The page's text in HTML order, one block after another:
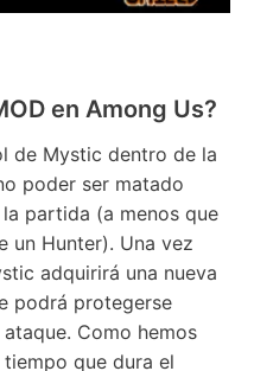
en Among Us?
de Mystic dentro de la
poder ser matado
partida (a menos que
un Hunter). Una vez
adquirirá una nueva
podrá protegerse
Como hemos
que dura el